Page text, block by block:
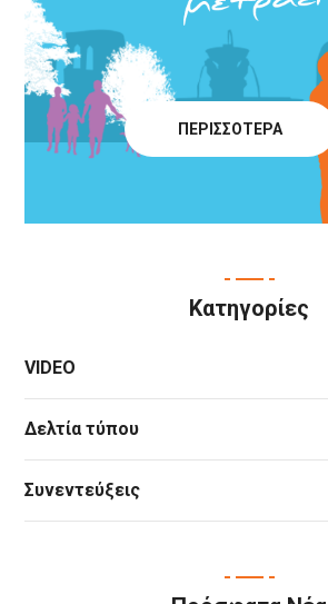
ΠΕΡΙΣΣΟΤΕΡΑ
Κατηγορίες
VIDEO
Δελτία τύπου
Συνεντεύξεις